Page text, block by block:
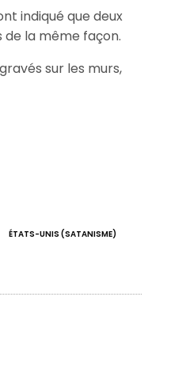
indiqué que deux
de la même façon.
sur les murs,
ÉTATS-UNIS (SATANISME)